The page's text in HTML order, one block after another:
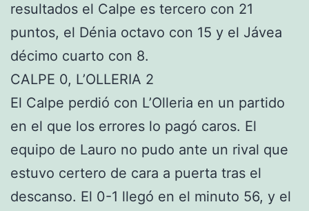
resultados el Calpe es tercero con 21
puntos, el Dénia octavo con 15 y el Jávea
décimo cuarto con 8.
CALPE 0, L’OLLERIA 2
El Calpe perdió con L’Olleria en un partido
en el que los errores lo pagó caros. El
equipo de Lauro no pudo ante un rival que
estuvo certero de cara a puerta tras el
descanso. El 0-1 llegó en el minuto 56, y el